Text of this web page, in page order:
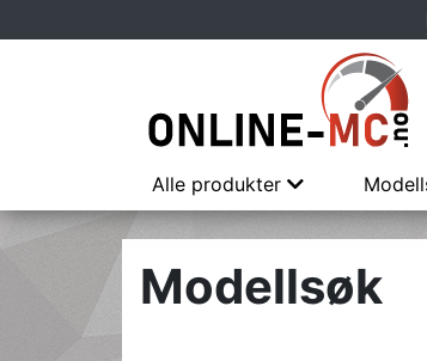
Alle produkter
Modellsøk